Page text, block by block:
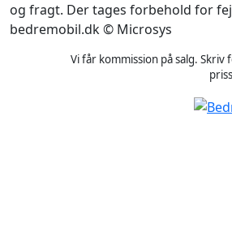
og fragt. Der tages forbehold for
bedremobil.dk © Microsys
Vi får kommission på salg.